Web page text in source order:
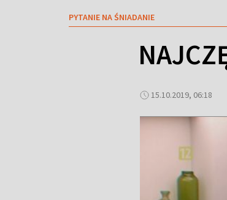
PYTANIE NA ŚNIADANIE
15.10.2019, 06:18